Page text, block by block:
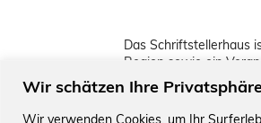
Wir schätzen Ihre
Wir verwenden Cookies, um Ihr
Das Schriftstellerhaus
Region sowie ein